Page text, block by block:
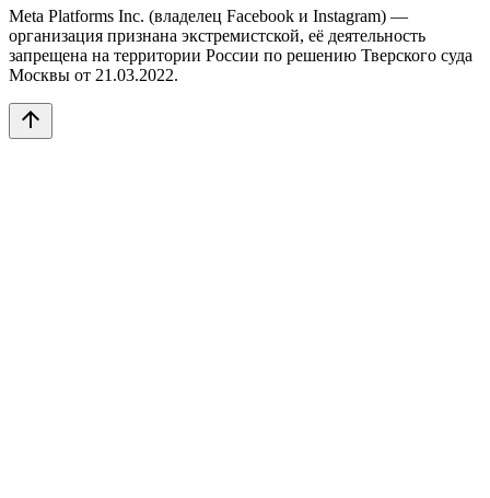
Meta Platforms Inc. (владелец Facebook и Instagram) —
организация признана экстремистской, её деятельность
запрещена на территории России по решению Тверского суда
Москвы от 21.03.2022.
arrow_upward